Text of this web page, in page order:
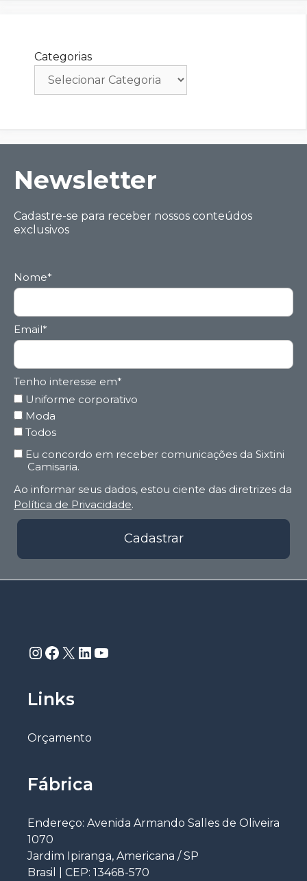
Categorias
Ne wsletter
Cadastre-se para receber nossos conteúdos
exclusivos
Nome*
Email*
Tenho interesse em*
Uniforme corporativo
Moda
Todos
Eu concordo em receber comunicações da Sixtini
Camisaria.
Ao informar seus dados, estou ciente das diretrizes da
Política de Privacidade.
Cadastrar
Instagram
Facebook
X LinkedIn
Youtube
Links
Orçamento
Fábrica
Endereço: Avenida Armando Salles de Oliveira
1070
Jardim Ipiranga, Americana / SP
Brasil | CEP: 13468-570